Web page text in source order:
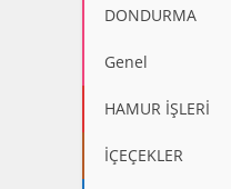
DONDURMA
Genel
HAMUR İŞLERİ
İÇEÇEKLER